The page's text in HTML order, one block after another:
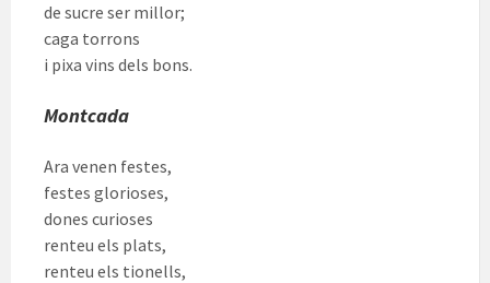
de sucre ser millor;
caga torrons
i pixa vins dels bons.
Montcada
Ara venen festes,
festes glorioses,
dones curioses
renteu els plats,
renteu els tionells,